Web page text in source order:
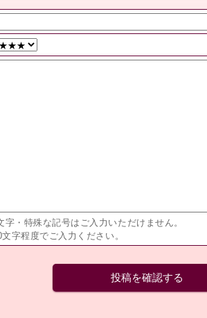
字・特殊な記号はご入力いただけません。
字程度でご入力ください。